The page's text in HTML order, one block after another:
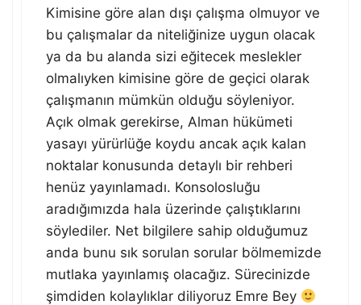
Kimisine göre alan dışı çalışma olmuyor ve
bu çalışmalar da niteliğinize uygun olacak
ya da bu alanda sizi eğitecek meslekler
olmalıyken kimisine göre de geçici olarak
çalışmanın mümkün olduğu söyleniyor.
Açık olmak gerekirse, Alman hükümeti
yasayı yürürlüğe koydu ancak açık kalan
noktalar konusunda detaylı bir rehberi
henüz yayınlamadı. Konsolosluğu
aradığımızda hala üzerinde çalıştıklarını
söylediler. Net bilgilere sahip olduğumuz
anda bunu sık sorulan sorular bölmemizde
mutlaka yayınlamış olacağız. Sürecinizde
şimdiden kolaylıklar diliyoruz Emre Bey